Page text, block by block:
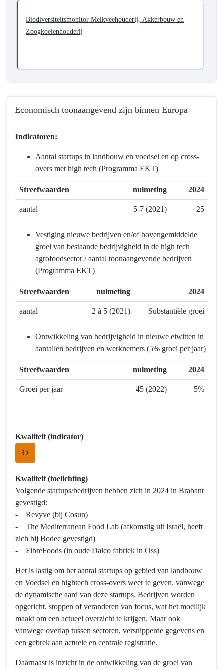
Biodiversiteitsmonitor Melkveehouderij, Akkerbouw en
Zoogkoeienhouderij
Economisch toonaangevend zijn binnen Europa
naar
Landbouw
bereikt?
Economisch
Indicatoren:
Aantal startups in landbouw en voedsel en op cross-
overs met high tech (Programma EKT)
Streefwaarden nulmeting 2024
aantal 5-7 (2021) 25
Vestiging nieuwe bedrijven en/of bovengemiddelde
groei van bestaande bedrijvigheid in de high tech
agrofoodsector / aantal toonaangevende bedrijven
(Programma EKT)
Streefwaarden nulmeting 2024
aantal 2 à 5 (2021) Substantiële groei
Ontwikkeling van bedrijvigheid in nieuwe eiwitten in
aantallen bedrijven en werknemers (5% groei per jaar)
Streefwaarden nulmeting 2024
Groei per jaar 45 (2022) 5%
Kwaliteit (indicator)
O
Kwaliteit (toelichting)
Volgende startups/bedrijven hebben zich in 2024 in Brabant
gevestigd:
- Revyve (bij Cosun)
- The Mediterranean Food Lab (afkomstig uit Israël, heeft
zich bij Bodec gevestigd)
- FibreFoods (in oude Dalco fabriek in Oss)
Het is lastig om het aantal startups op gebied van landbouw
en Voedsel en hightech cross-overs weer te geven, vanwege
de dynamische aard van deze startups. Bedrijven worden
opgericht, stoppen of veranderen van focus, wat het moeilijk
maakt om een actueel overzicht te krijgen. Maar ook
vanwege overlap tussen sectoren, versnipperde gegevens en
een gebrek aan actuele en centrale registratie.
Daarnaast is inzicht in de ontwikkeling van de groei van